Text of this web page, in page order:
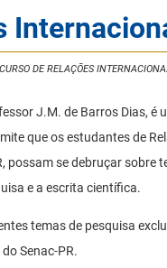
DE RELAÇÕES
J.M. de Barros Dias,
que os estudantes de
possam se debruçar sobre
e a escrita científica.
temas de pesquisa
Senac-PR.